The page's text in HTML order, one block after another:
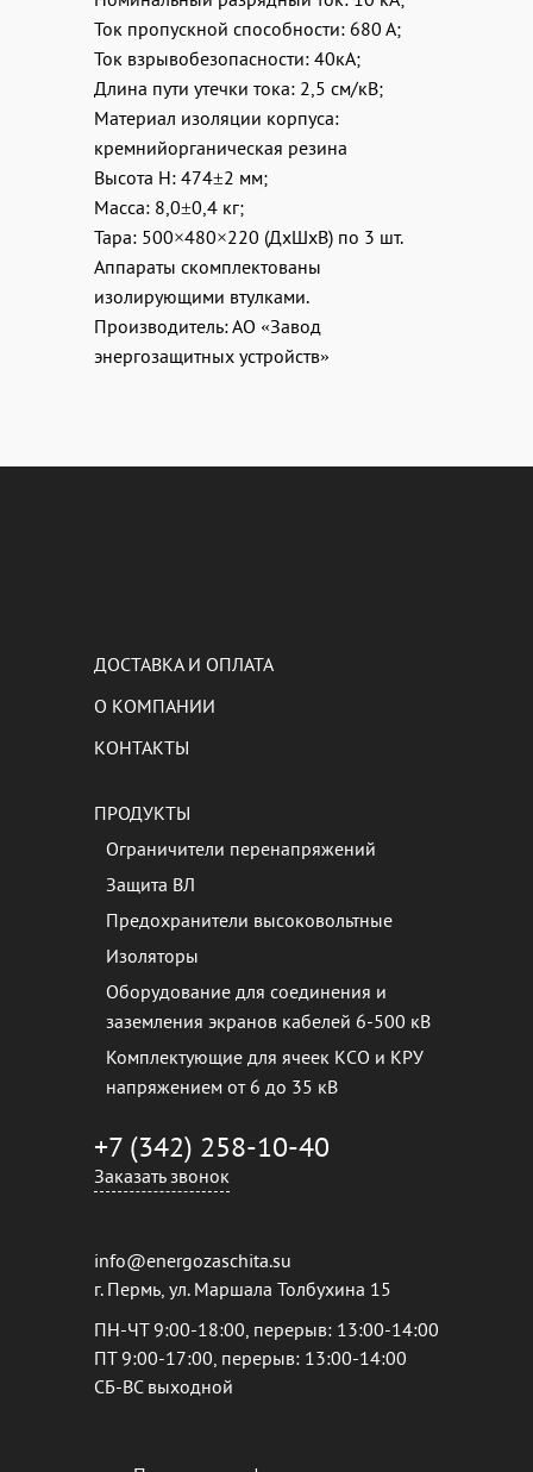
Ток пропускной способности: 680 А;
Ток взрывобезопасности: 40кА;
Длина пути утечки тока: 2,5 см/кВ;
Материал изоляции корпуса:
кремнийорганическая резина
Высота H: 474±2 мм;
Масса: 8,0±0,4 кг;
Тара: 500×480×220 (ДхШхВ) по 3 шт.
Аппараты скомплектованы
изолирующими втулками.
Производитель: АО «Завод
энергозащитных устройств»
ДОСТАВКА И ОПЛАТА
О КОМПАНИИ
КОНТАКТЫ
ПРОДУКТЫ
Ограничители перенапряжений
Защита ВЛ
Предохранители высоковольтные
Изоляторы
Оборудование для соединения и
заземления экранов кабелей 6-500 кВ
Комплектующие для ячеек КСО и КРУ
напряжением от 6 до 35 кВ
+7 (342) 258-10-40
Заказать звонок
info@energozaschita.su
г. Пермь, ул. Маршала Толбухина 15
ПН-ЧТ 9:00-18:00, перерыв: 13:00-14:00
ПТ 9:00-17:00, перерыв: 13:00-14:00
СБ-ВС выходной